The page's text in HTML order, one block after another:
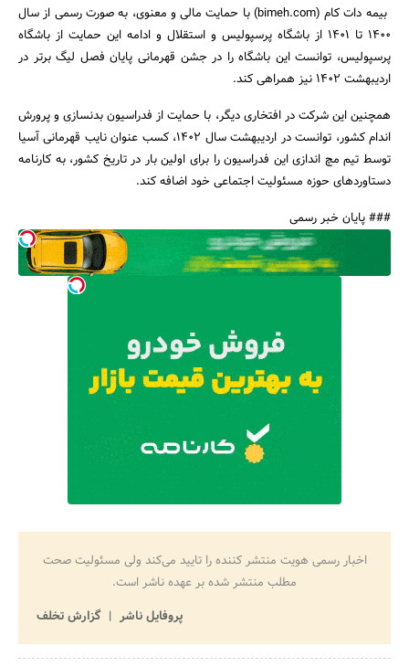
بیمه دات کام (bimeh.com) با حمایت مالی و معنوی، به صورت رسمی از سال
1400 تا 1401 از باشگاه پرسپولیس و استقلال و ادامه این حمایت از باشگاه
پرسپولیس، توانست این باشگاه را در جشن قهرمانی پایان فصل لیگ برتر در
اردیبهشت 1402 نیز همراهی کند.
همچنین این شرکت در افتخاری دیگر، با حمایت از فدراسیون بدنسازی و پرورش
اندام کشور، توانست در اردیبهشت سال 1402، کسب عنوان نایب قهرمانی آسیا
توسط تیم مچ اندازی این فدراسیون را برای اولین بار در تاریخ کشور، به کارنامه
دستاوردهای حوزه مسئولیت اجتماعی خود اضافه کند.
### پایان خبر رسمی
اخبار رسمی هویت منتشر کننده را تایید می‌کند ولی مسئولیت صحت
مطلب منتشر شده بر عهده ناشر است.
پروفایل ناشر
گزارش تخلف